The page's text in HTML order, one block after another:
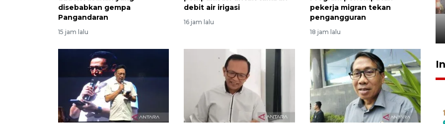
disebabkan gempa
Pangandaran
15 jam lalu
debit air irigasi
16 jam lalu
pekerja migran tekan
pengangguran
18 jam lalu
tetap kewenangan aparat
penegak hukum
29 Juli 2026 00:31